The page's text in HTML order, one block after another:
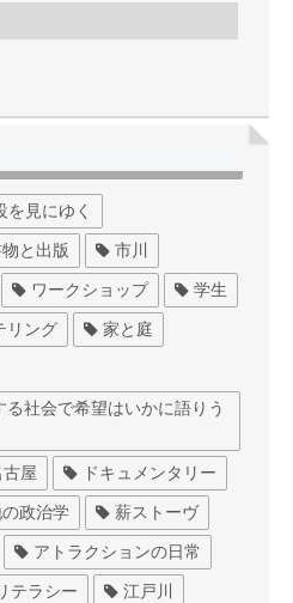
を見にゆく
と出版 市川
ワークショップ 学生
リング 家と庭
社会で希望はいかに語りう
古屋 ドキュメンタリー
政治学 薪ストーヴ
アトラクションの日常
テラシー 江戸川